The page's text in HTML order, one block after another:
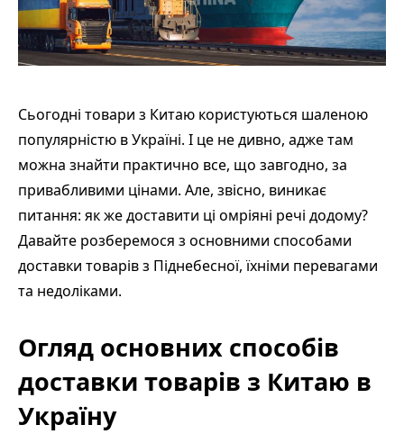
Сьогодні товари з Китаю користуються шаленою
популярністю в Україні. І це не дивно, адже там
можна знайти практично все, що завгодно, за
привабливими цінами. Але, звісно, виникає
питання: як же доставити ці омріяні речі додому?
Давайте розберемося з основними способами
доставки товарів з Піднебесної, їхніми перевагами
та недоліками.
Огляд основних способів
доставки товарів з Китаю в
Україну